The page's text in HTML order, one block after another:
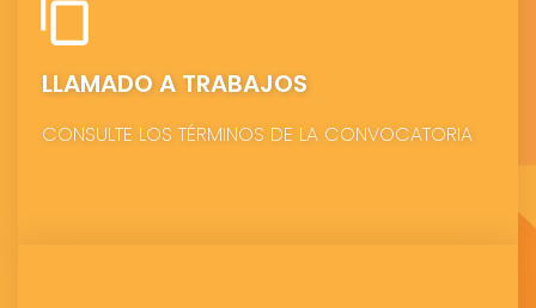
LLAMADO A TRABAJOS
CONSULTE LOS TÉRMINOS DE LA CONVOCATORIA